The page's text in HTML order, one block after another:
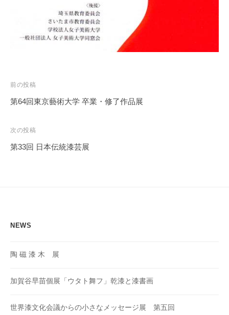
投
稿
ビ
ゲ
前の投稿
第64回東京藝術大学 卒業・修了作品展
次の投稿
第33回 日本伝統漆芸展
NEWS
陶 磁 漆 木 展
加賀谷早苗個展「ウタト舞フ」乾漆と漆書画
世界漆文化会議からの小さなメッセージ展 第五回